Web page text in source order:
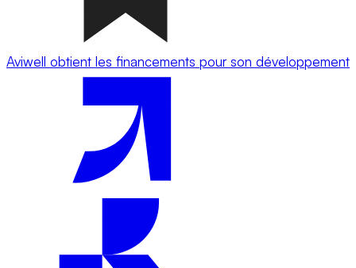
Aviwell obtient les financements pour son développement